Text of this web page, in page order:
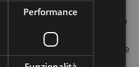
Il grande compositore
estati a
, dove
per comporre. In una
di Dobbiaco, Mahler scrisse
Sinfonia. Per lui, queste
Performance